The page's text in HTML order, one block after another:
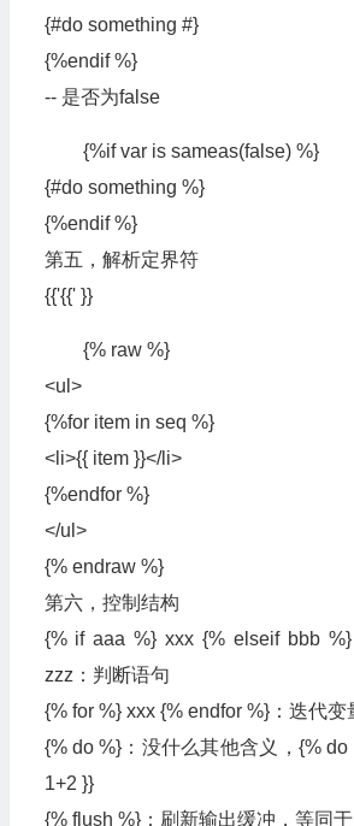
{#do something #}
{%endif %}
-- 是否为false
{%if var is sameas(false) %}
{#do something %}
{%endif %}
第五，解析定界符
{{'{{' }}
{% raw %}
<ul>
{%for item in seq %}
<li>{{ item }}</li>
{%endfor %}
</ul>
{% endraw %}
第六，控制结构
{% if aaa %} xxx {% elseif bbb
zzz：判断语句
{% for %} xxx {% endfor %}：迭代变
{% do %}：没什么其他含义，{% do
1+2 }}
{% flush %}：刷新输出缓冲，等同